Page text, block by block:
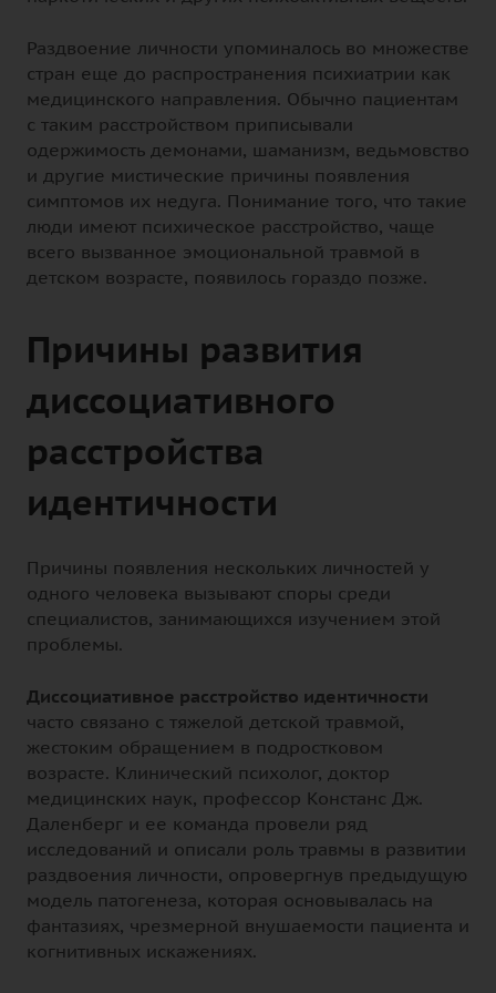
Раздвоение личности упоминалось во множестве
стран еще до распространения психиатрии как
медицинского направления. Обычно пациентам
с таким расстройством приписывали
одержимость демонами, шаманизм, ведьмовство
и другие мистические причины появления
симптомов их недуга. Понимание того, что такие
люди имеют психическое расстройство, чаще
всего вызванное эмоциональной травмой в
детском возрасте, появилось гораздо позже.
Причины развития
диссоциативного
расстройства
идентичности
Причины появления нескольких личностей у
одного человека вызывают споры среди
специалистов, занимающихся изучением этой
проблемы.
Диссоциативное расстройство идентичности
часто связано с тяжелой детской травмой,
жестоким обращением в подростковом
возрасте. Клинический психолог, доктор
медицинских наук, профессор Констанс Дж.
Даленберг и ее команда провели ряд
исследований и описали роль травмы в развитии
раздвоения личности, опровергнув предыдущую
модель патогенеза, которая основывалась на
фантазиях, чрезмерной внушаемости пациента и
когнитивных искажениях.